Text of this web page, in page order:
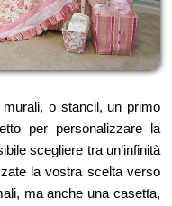
o stancil, un primo
per personalizzare la
scegliere tra un’infinità
la vostra scelta verso
ma anche una casetta,